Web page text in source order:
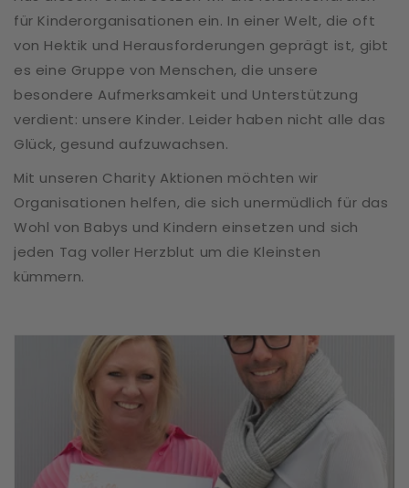
für Kinderorganisationen ein. In einer Welt, die oft
von Hektik und Herausforderungen geprägt ist, gibt
es eine Gruppe von Menschen, die unsere
besondere Aufmerksamkeit und Unterstützung
verdient: unsere Kinder. Leider haben nicht alle das
Glück, gesund aufzuwachsen.
Mit unseren Charity Aktionen möchten wir
Organisationen helfen, die sich unermüdlich für das
Wohl von Babys und Kindern einsetzen und sich
jeden Tag voller Herzblut um die Kleinsten
kümmern.